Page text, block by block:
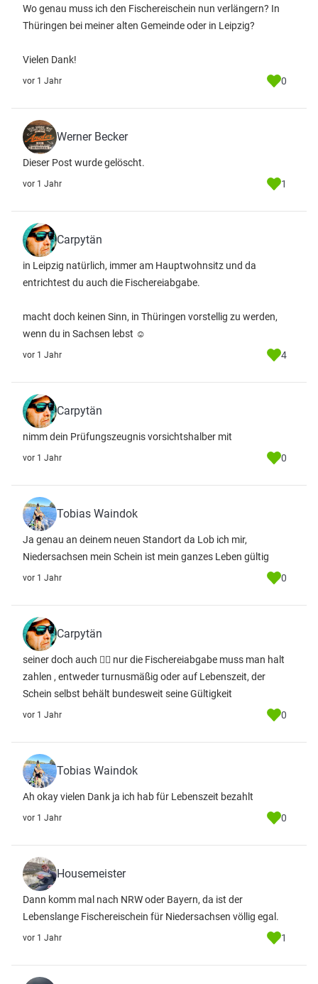
Wo genau muss ich den Fischereischein nun verlängern? In
Thüringen bei meiner alten Gemeinde oder in Leipzig?
Vielen Dank!
vor 1 Jahr 0
Werner Becker
Dieser Post wurde gelöscht.
vor 1 Jahr 1
Carpytän
in Leipzig natürlich, immer am Hauptwohnsitz und da
entrichtest du auch die Fischereiabgabe.
macht doch keinen Sinn, in Thüringen vorstellig zu werden,
wenn du in Sachsen lebst ☺️
vor 1 Jahr 4
Carpytän
nimm dein Prüfungszeugnis vorsichtshalber mit
vor 1 Jahr 0
Tobias Waindok
Ja genau an deinem neuen Standort da Lob ich mir,
Niedersachsen mein Schein ist mein ganzes Leben gültig
vor 1 Jahr 0
Carpytän
seiner doch auch 🤷‍♂️ nur die Fischereiabgabe muss man halt
zahlen , entweder turnusmäßig oder auf Lebenszeit, der
Schein selbst behält bundesweit seine Gültigkeit
vor 1 Jahr 0
Tobias Waindok
Ah okay vielen Dank ja ich hab für Lebenszeit bezahlt
vor 1 Jahr 0
Housemeister
Dann komm mal nach NRW oder Bayern, da ist der
Lebenslange Fischereischein für Niedersachsen völlig egal.
vor 1 Jahr 1